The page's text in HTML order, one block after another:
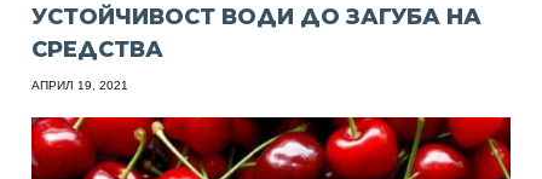
УСТОЙЧИВОСТ ВОДИ ДО ЗАГУБА НА
СРЕДСТВА
АПРИЛ 19, 2021